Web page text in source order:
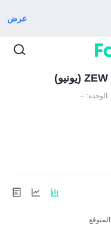
عرض
الوحدة: --
المتوقع